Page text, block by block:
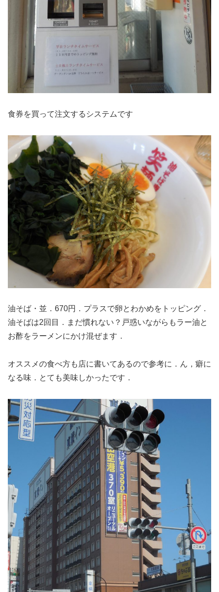
食券を買って注文するシステムです
油そば・並．670円．プラスで卵とわかめをトッピング．
油そばは2回目．まだ慣れない？戸惑いながらもラー油と
お酢をラーメンにかけ混ぜます．
オススメの食べ方も店に書いてあるので参考に．ん，癖に
なる味．とても美味しかったです．